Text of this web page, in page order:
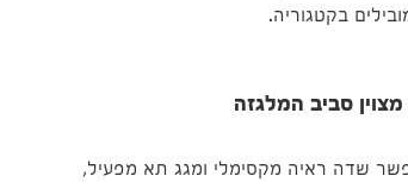
בקטגוריה.
סביב המלגזה
שדה ראיה מקסימלי ומגג תא מפעיל,